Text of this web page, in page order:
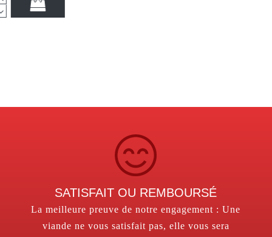
SATISFAIT OU REMBOURSÉ
La meilleure preuve de notre engagement : Une
viande ne vous satisfait pas, elle vous sera